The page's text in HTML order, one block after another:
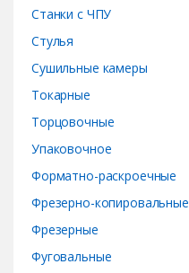
Станки с ЧПУ
Стулья
Сушильные камеры
Токарные
Торцовочные
Упаковочное
Форматно-раскроечные
Фрезерно-копировальные
Фрезерные
Фуговальные